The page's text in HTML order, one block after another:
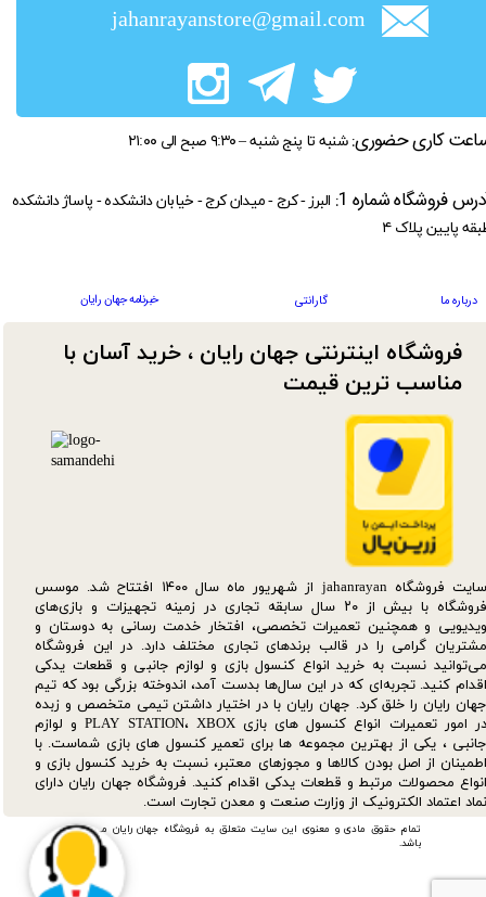
تمام حقوق مادی و معنوی این سایت متعلق به فروشگاه جهان رایان می
باشد.
jahanrayanstore@gmail.com
سایت فروشگاه jahanrayan از شهریور ماه سال ۱۴۰۰ افتتاح شد. موسس
فروشگاه با بیش از ۲۰ سال سابقه تجاری در زمینه تجهیزات و بازی‌های
ویدیویی و همچنین تعمیرات تخصصی، افتخار خدمت رسانی به دوستان و
مشتریان گرامی را در قالب برندهای تجاری مختلف دارد. در این فروشگاه
می‌توانید نسبت به خرید انواع کنسول بازی و لوازم جانبی و قطعات یدکی‌
اقدام کنید. تجربه‌ای که در این سال‌ها بدست آمد، اندوخته بزرگی بود که تیم
جهان رایان را خلق کرد. جهان رایان با در اختیار داشتن تیمی متخصص و زبده
در امور تعمیرات انواع کنسول های بازی PLAY STATION، XBOX و لوازم
جانبی ، یکی از بهترین مجموعه ها برای تعمیر کنسول های بازی شماست. با
اطمینان از اصل بودن کالاها و مجوزهای معتبر، نسبت به خرید کنسول بازی و
انواع محصولات مرتبط و قطعات یدکی اقدام کنید. فروشگاه جهان رایان دارای
نماد اعتماد الکترونیک از وزارت صنعت و معدن تجارت است.
فروشگاه اینترنتی جهان رایان ، خرید آسان با
مناسب ترین قیمت​​​​​​​
کاری حضوری: شنبه تا پنج شنبه – ۹:۳۰ صبح الی ۲۱:۰۰
درباره ما گارانتی خبرنامه جهان رایان
فروشگاه شماره 1:
البرز - کرج - میدان کرج - خیابان دانشکده - پاساژ دانشکده
پایین پلاک ۴